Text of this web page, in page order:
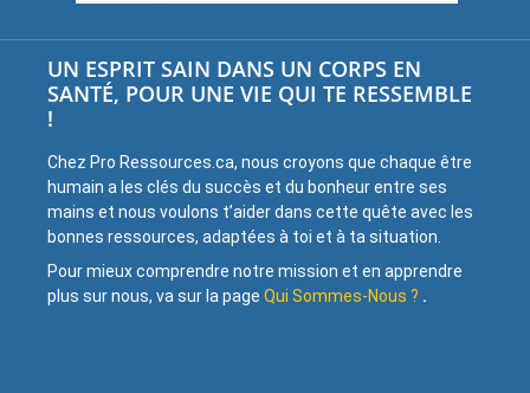
UN ESPRIT SAIN DANS UN CORPS EN
SANTÉ, POUR UNE VIE QUI TE RESSEMBLE
!
Chez Pro Ressources.ca, nous croyons que chaque être
humain a les clés du succès et du bonheur entre ses
mains et nous voulons t’aider dans cette quête avec les
bonnes ressources, adaptées à toi et à ta situation.
Pour mieux comprendre notre mission et en apprendre
plus sur nous, va sur la page Qui Sommes-Nous ? .